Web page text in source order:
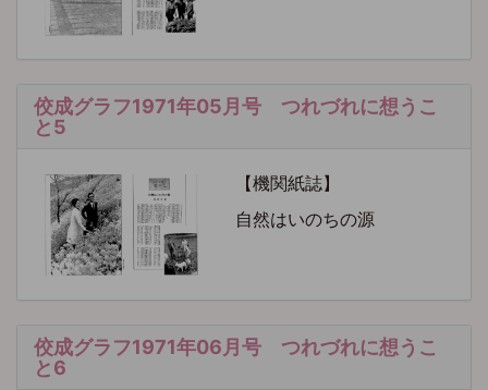
佼成グラフ1971年05月号 つれづれに想うこ
と5
【機関紙誌】
自然はいのちの源
佼成グラフ1971年06月号 つれづれに想うこ
と6